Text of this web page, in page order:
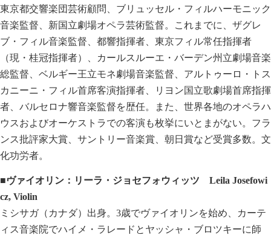
東京都交響楽団芸術顧問、ブリュッセル・フィルハーモニック
音楽監督、新国立劇場オペラ芸術監督。これまでに、ザグレ
ブ・フィル音楽監督、都響指揮者、東京フィル常任指揮者
（現・桂冠指揮者）、カールスルーエ・バーデン州立劇場音楽
総監督、ベルギー王立モネ劇場音楽監督、アルトゥーロ・トス
カニーニ・フィル首席客演指揮者、リヨン国立歌劇場首席指揮
者、バルセロナ響音楽監督を歴任。また、世界各地のオペラハ
ウスおよびオーケストラでの客演も枚挙にいとまがない。フラ
ンス批評家大賞、サントリー音楽賞、朝日賞など受賞多数。文
化功労者。
■ヴァイオリン：リーラ・ジョセフォウィッツ Leila Josefowi
cz, Violin
ミシサガ（カナダ）出身。3歳でヴァイオリンを始め、カーテ
ィス音楽院でハイメ・ラレードとヤッシャ・ブロツキーに師